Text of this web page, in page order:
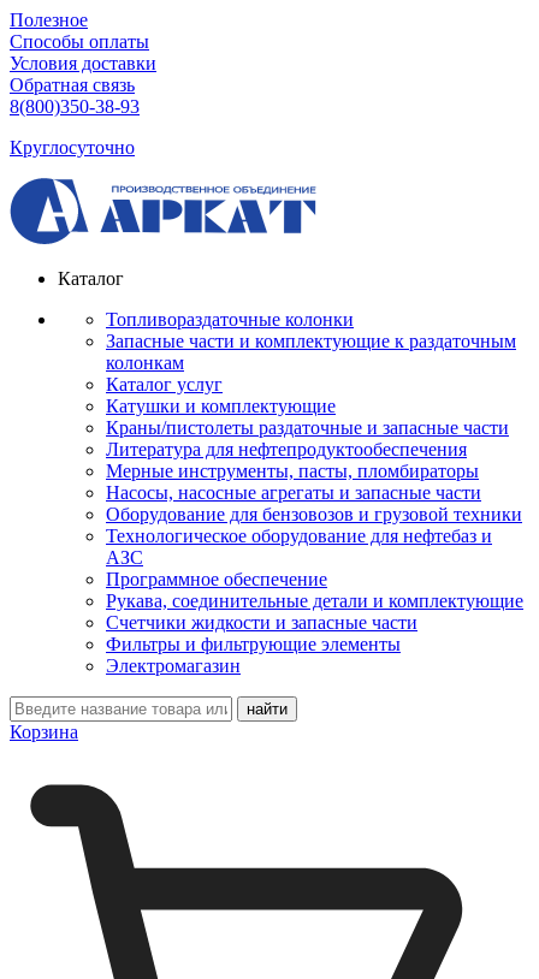
Полезное
Способы оплаты
Условия доставки
Обратная связь
8(800)350-38-93
Круглосуточно
Каталог
Топливораздаточные колонки
Запасные части и комплектующие к раздаточным
колонкам
Каталог услуг
Катушки и комплектующие
Краны/пистолеты раздаточные и запасные части
Литература для нефтепродуктообеспечения
Мерные инструменты, пасты, пломбираторы
Насосы, насосные агрегаты и запасные части
Оборудование для бензовозов и грузовой техники
Технологическое оборудование для нефтебаз и
АЗС
Программное обеспечение
Рукава, соединительные детали и комплектующие
Счетчики жидкости и запасные части
Фильтры и фильтрующие элементы
Электромагазин
Корзина